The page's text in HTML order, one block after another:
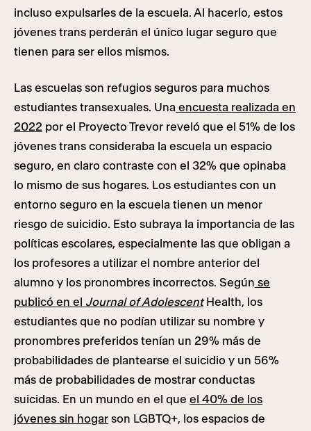
incluso expulsarles de la escuela. Al hacerlo, estos
jóvenes trans perderán el único lugar seguro que
tienen para ser ellos mismos.
Las escuelas son refugios seguros para muchos
estudiantes transexuales. Una encuesta realizada en
2022 por el Proyecto Trevor reveló que el 51% de los
jóvenes trans consideraba la escuela un espacio
seguro, en claro contraste con el 32% que opinaba
lo mismo de sus hogares. Los estudiantes con un
entorno seguro en la escuela tienen un menor
riesgo de suicidio. Esto subraya la importancia de las
políticas escolares, especialmente las que obligan a
los profesores a utilizar el nombre anterior del
alumno y los pronombres incorrectos. Según se
publicó en el Journal of AdolescentHealth, los
estudiantes que no podían utilizar su nombre y
pronombres preferidos tenían un 29% más de
probabilidades de plantearse el suicidio y un 56%
más de probabilidades de mostrar conductas
suicidas. En un mundo en el que el 40% de los
jóvenes sin hogar son LGBTQ+, los espacios de